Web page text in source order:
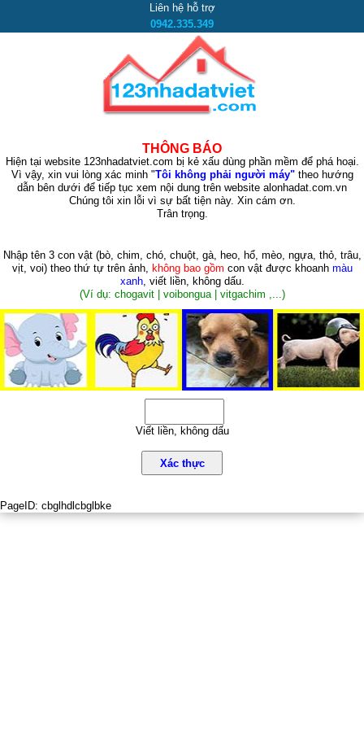
Liên hệ hỗ trợ
0942.335.349
THÔNG BÁO
Hiện tại website 123nhadatviet.com bị kẻ xấu dùng phần mềm để phá hoại.
Vì vậy, xin vui lòng xác minh "Tôi không phải người máy"theo hướng
dẫn bên dưới để tiếp tục xem nội dung trên website alonhadat.com.vn
Chúng tôi xin lỗi vì sự bất tiện này. Xin cám ơn.
Trân trọng.
Nhập tên 3 con vật (bò, chim, chó, chuột, gà, heo, hổ, mèo, ngựa, thỏ, trâu,
vịt, voi)theo thứ tự trên ảnh, không bao gồm con vật được khoanh màu
xanh, viết liền, không dấu.
(Ví dụ: chogavit | voibongua | vitgachim ,...)
Viết liền, không dấu
Xác thực
PageID: cbglhdlcbglbke